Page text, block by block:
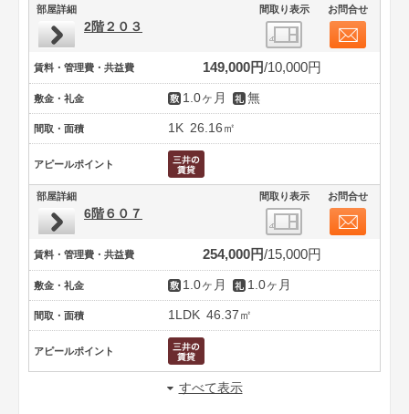
部屋詳細 間取り表示 お問合せ
2階２０３
賃料・管理費・共益費 149,000円 10,000円
敷金・礼金 1.0ヶ月 無
間取・面積 1K 26.16㎡
アピールポイント
部屋詳細 間取り表示 お問合せ
6階６０７
賃料・管理費・共益費 254,000円 15,000円
敷金・礼金 1.0ヶ月 1.0ヶ月
間取・面積 1LDK 46.37㎡
アピールポイント
すべて表示